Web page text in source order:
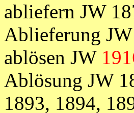
abliefern JW
Ablieferung
ablösen JW
Ablösung JW
1893, 1894,